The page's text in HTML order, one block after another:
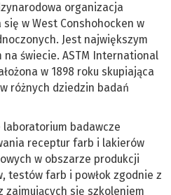
organizacja
w West Conshohocken w
Jest największym
świecie. ASTM International
w 1898 roku skupiająca
różnych dziedzin badań
badawcze
receptur farb i lakierów
w obszarze produkcji
testów farb i powłok zgodnie z
zajmujących się szkoleniem